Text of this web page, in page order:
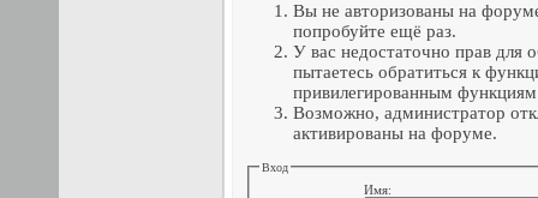
Вы не авторизованы на
попробуйте ещё раз.
У вас недостаточно прав для
пытаетесь обратиться к
привилегированным
Возможно, администратор
активированы на форуме.
Вход
Имя: